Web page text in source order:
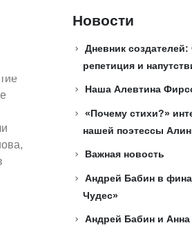
Новости
Дневник создателей:
репетиция и
Наша Алевтина
«Почему стихи?»
нашей поэтессы
Важная новость
Андрей Бабин в
Чудес»
Андрей Бабин и Анна